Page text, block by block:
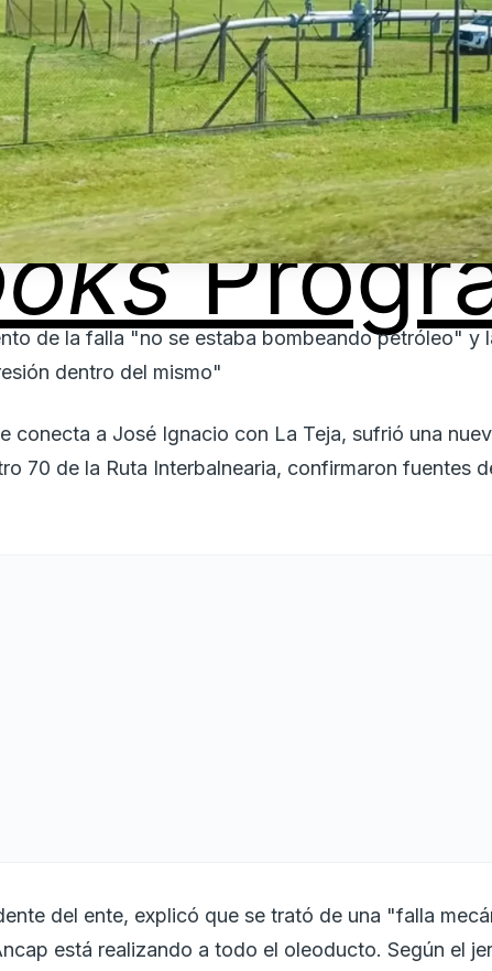
de la falla "no se estaba bombeando petróleo" y
dentro del mismo"
conecta a José Ignacio con La Teja, sufrió una
70 de la Ruta Interbalnearia, confirmaron fuentes
del ente, explicó que se trató de una "falla
está realizando a todo el oleoducto. Según el